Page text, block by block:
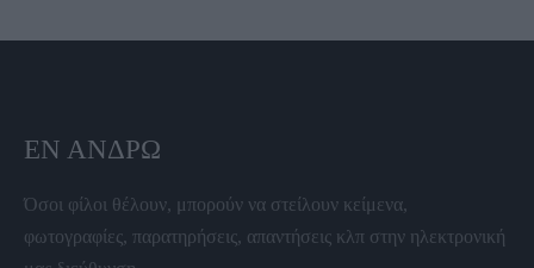
ΕΝ ΆΝΔΡΩ
Όσοι φίλοι θέλουν, μπορούν να στείλουν κείμενα,
φωτογραφίες, παρατηρήσεις, απαντήσεις κλπ στην ηλεκτρονική